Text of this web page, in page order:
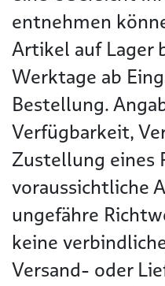
entnehmen
Artikel auf Lager
Werktage ab
Bestellung.
Verfügbarkeit,
Zustellung eines
voraussichtliche
ungefähre
keine
Versand- oder